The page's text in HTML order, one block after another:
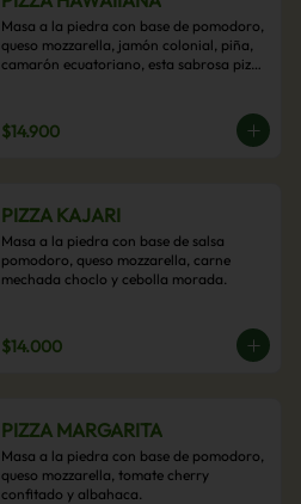
Masa a la piedra con base de pomodoro,
queso mozzarella, jamón colonial, piña,
camarón ecuatoriano, esta sabrosa pizza
$14.900
PIZZA KAJARI
Masa a la piedra con base de salsa
pomodoro, queso mozzarella, carne
mechada choclo y cebolla morada.
$14.000
PIZZA MARGARITA
Masa a la piedra con base de pomodoro,
queso mozzarella, tomate cherry
confitado y albahaca.